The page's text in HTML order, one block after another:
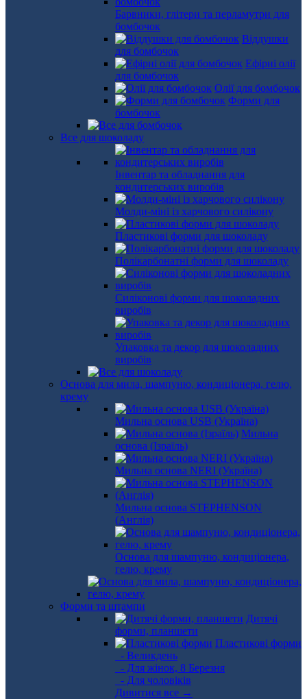
Барвники, глітери та перламутри для
бомбочок
Віддушки
для бомбочок
Ефірні олії
для бомбочок
Олії для бомбочок
Форми для
бомбочок
Все для шоколаду
Інвентар та обладнання для
кондитерських виробів
Молди-міні із харчового силікону
Пластикові форми для шоколаду
Полікарбонатні форми для шоколаду
Силіконові форми для шоколадних
виробів
Упаковка та декор для шоколадних
виробів
Основа для мила, шампуню, кондиціонера, гелю,
крему
Мильна основа USB (Україна)
Мильна
основа (Ізраїль)
Мильна основа NERI (Україна)
Мильна основа STEPHENSON
(Англія)
Основа для шампуню, кондиціонера,
гелю, крему
Форми та штампи
Дитячі
форми, планшети
Пластикові форми
- Великдень
- Для жінок, 8 Березня
- Для чоловіків
Дивитися все →